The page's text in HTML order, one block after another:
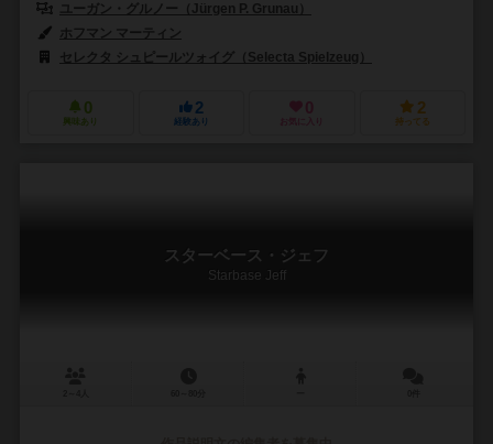
ユーガン・グルノー（Jürgen P. Grunau）
ホフマン マーティン
セレクタ シュピールツォイグ（Selecta Spielzeug）
0
興味あり
2
経験あり
0
お気に入り
2
持ってる
スターベース・ジェフ
Starbase Jeff